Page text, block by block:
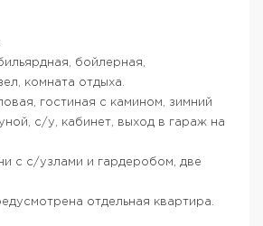
бойлерная,
комната отдыха.
гостиная с камином, зимний
с/у, кабинет, выход в гараж на
с с/узлами и гардеробом, две
отдельная квартира.